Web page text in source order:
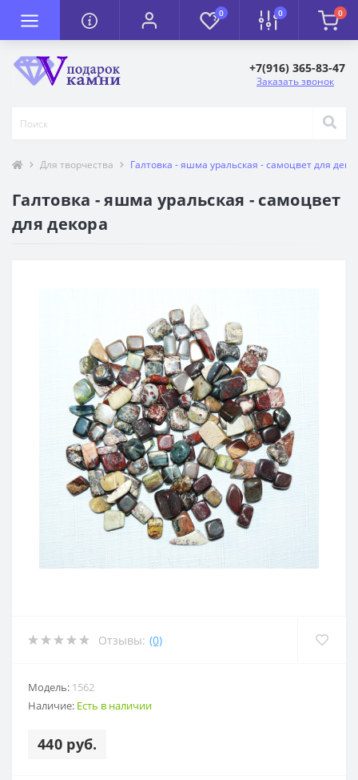
0 0 0
+7(916) 365-83-47
Заказать звонок
Для творчества Галтовка - яшма уральская - самоцвет для
Галтовка - яшма уральская - самоцвет
для декора
Отзывы: (0)
Модель: 1562
Наличие: Есть в наличии
440 руб.